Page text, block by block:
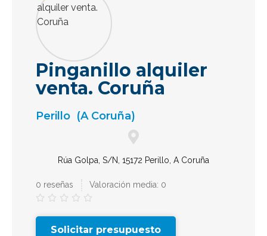
Pinganillo alquiler
venta. Coruña
Perillo (A Coruña)
Rúa Golpa, S/N, 15172 Perillo, A Coruña
0 reseñas Valoración media: 0
    
Solicitar presupuesto